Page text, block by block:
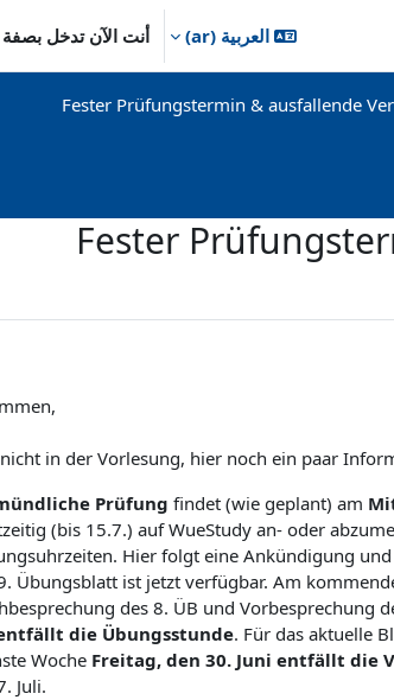
العربية ‎(ar)‎ أنت الآن تدخل
Fester Prüfungstermin & ausfallende
Fester
in der Vorlesung, hier noch ein paar
Prüfung findet (wie geplant) am
(bis 15.7.) auf WueStudy an- oder
Hier folgt eine Ankündigung
Übungsblatt ist jetzt verfügbar. Am
des 8. ÜB und Vorbesprechung
die Übungsstunde. Für das aktuelle
Woche Freitag, den 30. Juni entfällt die
Juli.